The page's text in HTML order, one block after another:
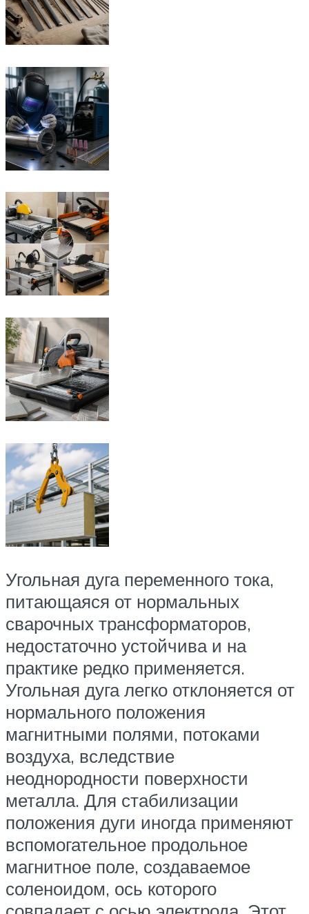
Угольная дуга переменного тока,
питающаяся от нормальных
сварочных трансформаторов,
недостаточно устойчива и на
практике редко применяется.
Угольная дуга легко отклоняется от
нормального положения
магнитными полями, потоками
воздуха, вследствие
неоднородности поверхности
металла. Для стабилизации
положения дуги иногда применяют
вспомогательное продольное
магнитное поле, создаваемое
соленоидом, ось которого